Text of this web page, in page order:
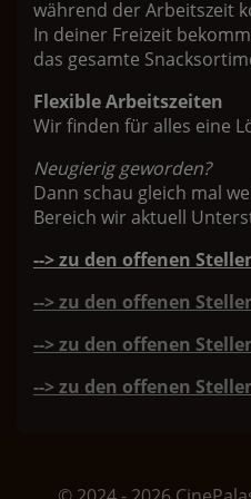
während der Arbeitszeit
In deiner Freizeit
das gesamte
Flexible Arbeitszeiten
Wir finden für alles eine
Neugierig geworden?
Dann schau gleich mal
Bereich wir aktuell
--> zu den offenen
--> zu den offenen
--> zu den offenen
--> zu den offenen